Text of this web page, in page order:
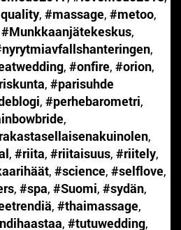
, #massage, #metoo,
#Munkkaanjätekeskus,
,
, #onfire, #orion,
, #parisuhde
, #perhebarometri,
,
,
, #riita, #riitaisuus, #riitely,
, #science, #selflove,
, #spa, #Suomi, #sydän,
, #thaimassage,
, #tutuwedding,